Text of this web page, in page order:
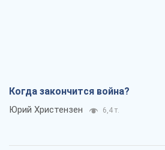
Когда закончится война?
Юрий Христензен 6,4 т.